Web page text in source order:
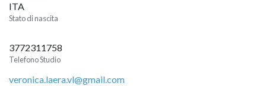
ITA
Stato di nascita
3772311758
Telefono Studio
veronica.laera.vl@gmail.com